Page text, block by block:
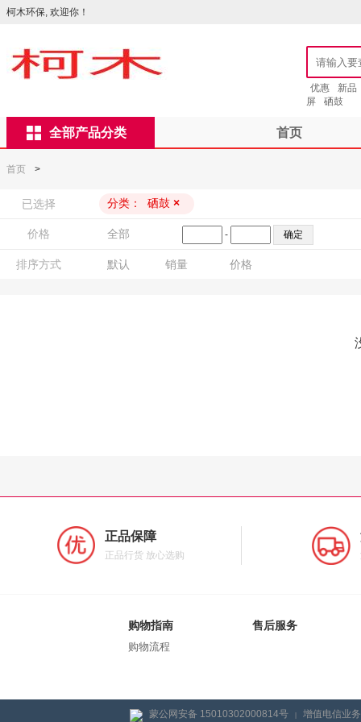
柯木环保, 欢迎你！
优惠
新品
屏
硒鼓
全部产品分类 首页
首页 >
已选择 分类： 硒鼓 ×
价格 全部 -
排序方式 默认 销量 价格
正品保障
正品行货 放心选购
购物指南
购物流程
售后服务
蒙公网安备 15010302000814号 | 增值电信业